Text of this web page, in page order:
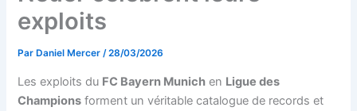
exploits
Par Daniel Mercer/28/03/2026
Les exploits du FC Bayern Munich en Ligue des
Champions forment un véritable catalogue de records et